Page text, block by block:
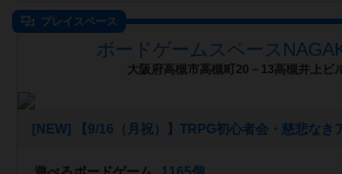
プレイスペース
ボードゲームスペース
大阪府高槻市高槻町20－13高槻井上ビ